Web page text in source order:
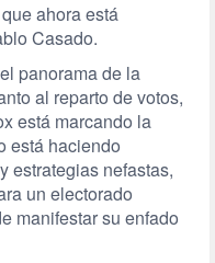
ahora está
Casado.
panorama de la
al reparto de votos,
está marcando la
está haciendo
estrategias nefastas,
un electorado
manifestar su enfado